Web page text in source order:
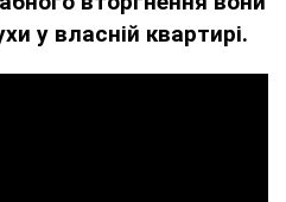
у власній квартирі.